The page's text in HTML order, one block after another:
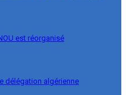
est réorganisé
délégation algérienne